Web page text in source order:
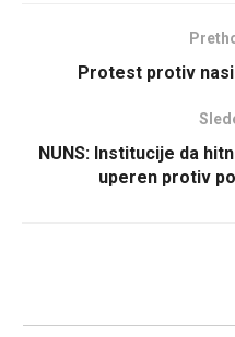
Protest protiv
NUNS: Institucije da
uperen protiv